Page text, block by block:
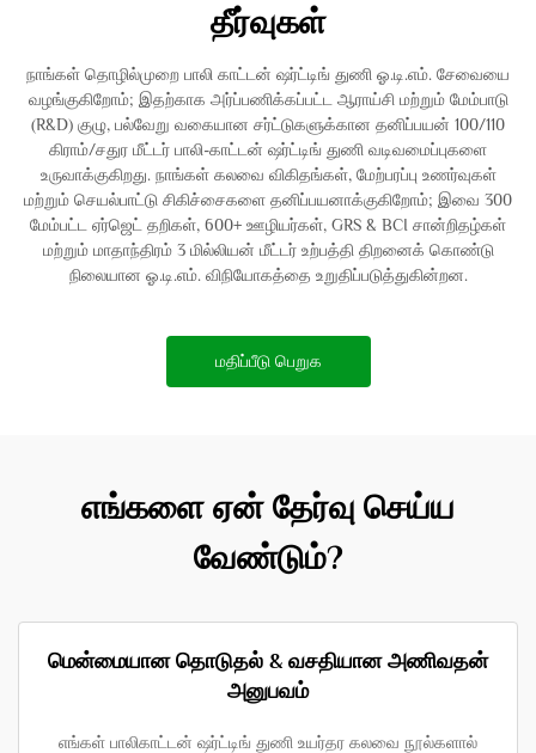
தீர்வுகள்
நாங்கள் தொழில்முறை பாலி காட்டன் ஷர்ட்டிங் துணி ஓ.டி.எம். சேவையை
வழங்குகிறோம்; இதற்காக அர்ப்பணிக்கப்பட்ட ஆராய்சி மற்றும் மேம்பாடு
(R&D) குழு, பல்வேறு வகையான சர்ட்டுகளுக்கான தனிப்பயன் 100/110
கிராம்/சதுர மீட்டர் பாலி-காட்டன் ஷர்ட்டிங் துணி வடிவமைப்புகளை
உருவாக்குகிறது. நாங்கள் கலவை விகிதங்கள், மேற்பரப்பு உணர்வுகள்
மற்றும் செயல்பாட்டு சிகிச்சைகளை தனிப்பயனாக்குகிறோம்; இவை 300
மேம்பட்ட ஏர்ஜெட் தறிகள், 600+ ஊழியர்கள், GRS & BCI சான்றிதழ்கள்
மற்றும் மாதாந்திரம் 3 மில்லியன் மீட்டர் உற்பத்தி திறனைக் கொண்டு
நிலையான ஓ.டி.எம். விநியோகத்தை உறுதிப்படுத்துகின்றன.
மதிப்பீடு பெறுக
எங்களை ஏன் தேர்வு செய்ய
வேண்டும்?
மென்மையான தொடுதல் & வசதியான அணிவதன்
அனுபவம்
எங்கள் பாலிகாட்டன் ஷர்ட்டிங் துணி உயர்தர கலவை நூல்களால்